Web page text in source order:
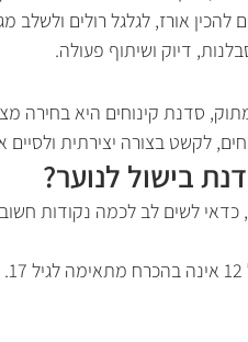
אורז, לגלגל רולים ולשלב
דיוק ושיתוף פעולה.
סדנת קינוחים היא בחירה
לקשט בצורה יצירתית
בישול לנוער?
כדאי לשים לב לכמה נקודות